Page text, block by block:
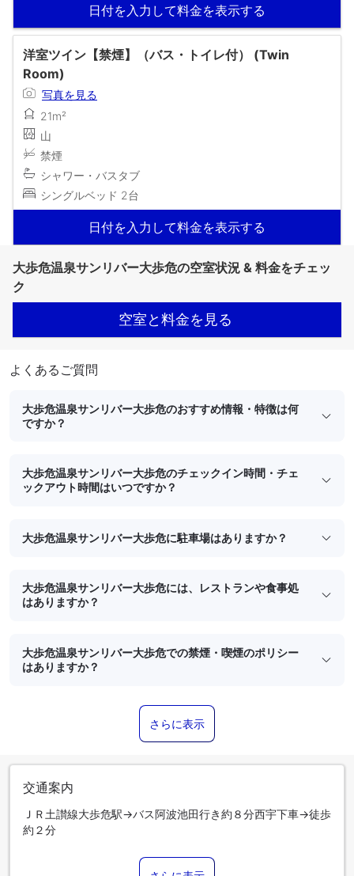
日付を入力して料金を表示する
洋室ツイン【禁煙】（バス・トイレ付） (Twin
Room)
写真を見る
21m²
山
禁煙
シャワー・バスタブ
シングルベッド 2台
日付を入力して料金を表示する
大歩危温泉サンリバー大歩危の空室状況 & 料金をチェッ
ク
空室と料金を見る
よくあるご質問
大歩危温泉サンリバー大歩危のおすすめ情報・特徴は何
ですか？
大歩危温泉サンリバー大歩危のチェックイン時間・チェ
ックアウト時間はいつですか？
大歩危温泉サンリバー大歩危に駐車場はありますか？
大歩危温泉サンリバー大歩危には、レストランや食事処
はありますか？
大歩危温泉サンリバー大歩危での禁煙・喫煙のポリシー
はありますか？
さらに表示
交通案内
ＪＲ土讃線大歩危駅→バス阿波池田行き約８分西宇下車→徒歩
約２分